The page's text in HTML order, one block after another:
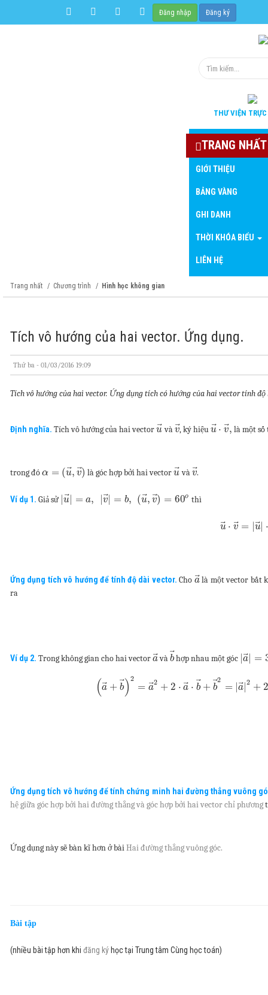
Đăng nhập Đăng ký
THƯ VIỆN
TRANG NHẤT
GIỚI THIỆU
BẢNG VÀNG
GHI DANH
THỜI KHÓA BIỂU
LIÊN HỆ
Trang nhất Chương trình Hình học không gian
Tích vô hướng của hai vector. Ứng dụng.
Thứ ba - 01/03/2016 19:09
Tích vô hướng của hai vector. Ứng dụng tích có hướng của hai vector tính
Định nghĩa. Tích vô hướng của hai vectoru⃗vàv⃗, ký hiệuu⃗ ⋅ v⃗
, là một
trong đóα = (u⃗, v⃗
) là góc hợp bởi hai vectoru⃗vàv⃗.
Ví dụ 1. Giả sử |u⃗| = a, |v⃗| = b, (u⃗, v⃗
) = 60o thì
u⃗ ⋅ v⃗ = u⃗
|
Ứng dụng tích vô hướng để tính độ dài vector.Cho a⃗là một vector bất
ra
Ví dụ 2. Trong không gian cho hai vectora⃗vàb⃗
hợp nhau một góc |a⃗| =
(a + b⃗
) 2
= a⃗2 + 2 ⋅ a ⋅ b + b⃗
2
= |a⃗|2 + 2
Ứng dụng tích vô hướng để tính chứng minh hai đường thẳng vuông
hệ giữa góc hợp bởi hai đường thẳng và góc hợp bởi hai vector chỉ phương
Ứng dụng này sẽ bàn kĩ hơn ở bàiHai đường thẳng vuông góc.
Bài tập
(nhiều bài tập hơn khi đăng ký học tại Trung tâm Cùng học toán)